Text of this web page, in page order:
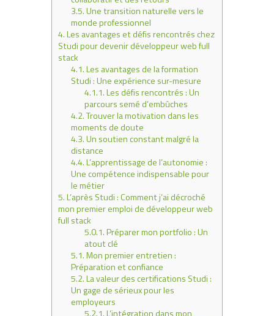
3.5.Une transition naturelle vers le
monde professionnel
4.Les avantages et défis rencontrés chez
Studi pour devenir développeur web full
stack
4.1.Les avantages de la formation
Studi : Une expérience sur-mesure
4.1.1.Les défis rencontrés : Un
parcours semé d’embûches
4.2.Trouver la motivation dans les
moments de doute
4.3.Un soutien constant malgré la
distance
4.4.L’apprentissage de l’autonomie :
Une compétence indispensable pour
le métier
5.L’après Studi : Comment j’ai décroché
mon premier emploi de développeur web
full stack
5.0.1.Préparer mon portfolio : Un
atout clé
5.1.Mon premier entretien :
Préparation et confiance
5.2.La valeur des certifications Studi :
Un gage de sérieux pour les
employeurs